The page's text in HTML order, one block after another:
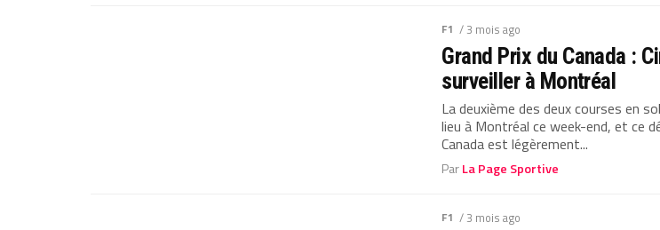
F1 / 3 mois ago
Grand Prix du Canada :
surveiller à Montréal
La deuxième des deux courses en
lieu à Montréal ce week-end, et ce
Canada est légèrement...
ParLa Page Sportive
F1 / 3 mois ago